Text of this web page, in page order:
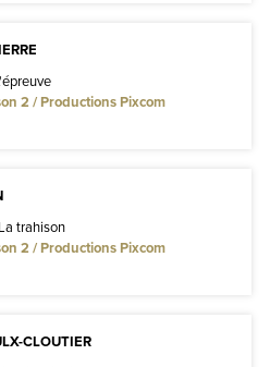
2 / Productions Pixcom
trahison
2 / Productions Pixcom
CLOUTIER